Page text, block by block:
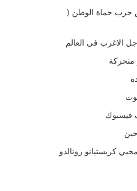
حزب حماة الوطن (
الاغرب فى العالم
فيسبوك
كريستيانو رونالدو